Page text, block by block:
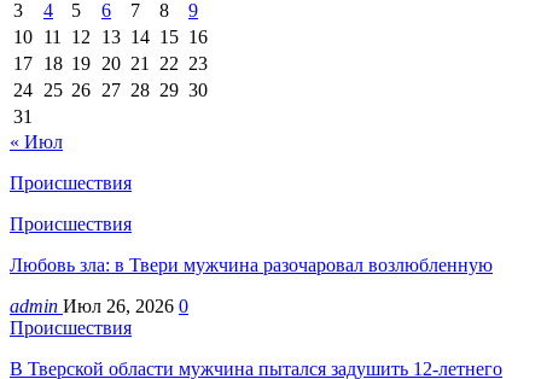
3
4 5 6 7 8
9
10 11 12 13 14 15 16
17 18 19 20 21 22 23
24 25 26 27 28 29 30
31
« Июл
Происшествия
Происшествия
Любовь зла: в Твери мужчина разочаровал возлюбленную
admin Июл 26, 2026 0
Происшествия
В Тверской области мужчина пытался задушить 12-летнего